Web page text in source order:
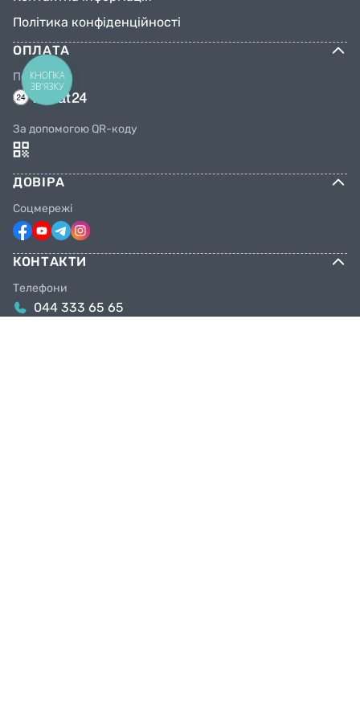
Політика конфіденційності
ОПЛАТА
Переказом
За допомогою QR-коду
ДОВІРА
Соцмережі
КОНТАКТИ
Телефони
044 333 65 65
КНОПКА
ЗВ'ЯЗКУ